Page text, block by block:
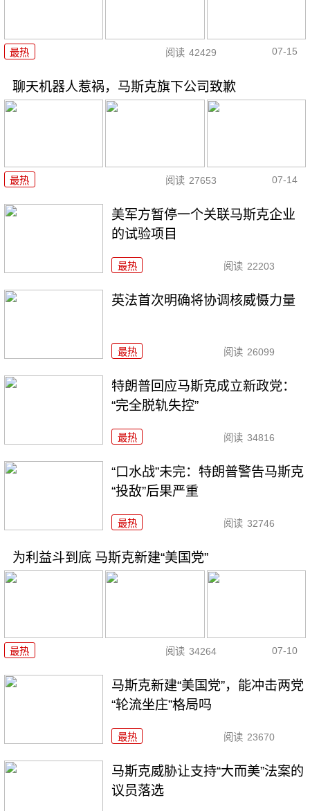
最热 阅读 42429 07-15
聊天机器人惹祸，马斯克旗下公司致歉
最热 阅读 27653 07-14
美军方暂停一个关联马斯克企业
的试验项目
最热 阅读 22203
英法首次明确将协调核威慑力量
最热 阅读 26099
特朗普回应马斯克成立新政党：
“完全脱轨失控”
最热 阅读 34816
“口水战”未完：特朗普警告马斯克
“投敌”后果严重
最热 阅读 32746
为利益斗到底 马斯克新建“美国党”
最热 阅读 34264 07-10
马斯克新建“美国党”，能冲击两党
“轮流坐庄”格局吗
最热 阅读 23670
马斯克威胁让支持“大而美”法案的
议员落选